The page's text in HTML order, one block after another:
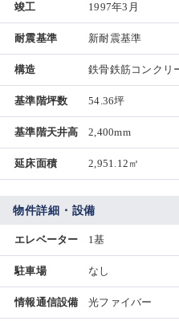
竣工 1997年3月
耐震基準 新耐震基準
構造 鉄骨鉄筋コンクリ
基準階坪数 54.36坪
基準階天井高 2,400mm
延床面積 2,951.12㎡
物件詳細・設備
エレベーター 1基
駐車場 なし
情報通信設備 光ファイバー